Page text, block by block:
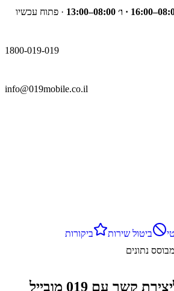
· פתוח עכשיו
1800-019-019
info@019mobile.co.il
ביטול שירות
ביקורות
מבוסס נתונים
קשר עם 019 מובייל